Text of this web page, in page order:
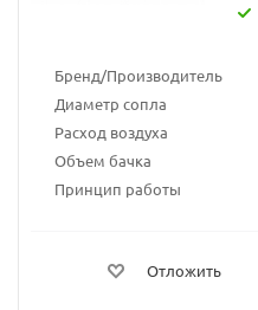
Бренд/Производитель
Диаметр сопла
Расход воздуха
Объем бачка
Принцип работы
Отложить